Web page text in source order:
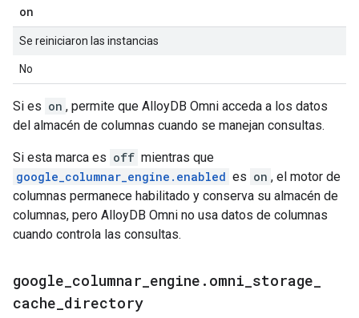
on
Se reiniciaron las instancias
No
Si es on , permite que AlloyDB Omni acceda a los datos
del almacén de columnas cuando se manejan consultas.
Si esta marca es off mientras que
google_columnar_engine.enabled es on , el motor de
columnas permanece habilitado y conserva su almacén de
columnas, pero AlloyDB Omni no usa datos de columnas
cuando controla las consultas.
google columnar engine . omni storage
cache directory